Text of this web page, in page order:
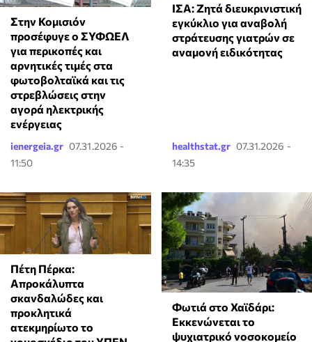
Στην Κομισιόν
προσέφυγε ο ΣΥΦΩΕΛ
για περικοπές και
αρνητικές τιμές στα
φωτοβολταϊκά και τις
στρεβλώσεις στην
αγορά ηλεκτρικής
ενέργειας
ienergeia.gr 07.31.2026 -
11:50
ΙΣΑ: Ζητά διευκρινιστική
εγκύκλιο για αναβολή
στράτευσης γιατρών σε
αναμονή ειδικότητας
healthstat.gr 07.31.2026 -
14:35
Πέτη Πέρκα:
Απροκάλυπτα
σκανδαλώδες και
προκλητικά
ατεκμηρίωτο το
Φωτιά στο Χαϊδάρι:
Εκκενώνεται το
ψυχιατρικό νοσοκομείο